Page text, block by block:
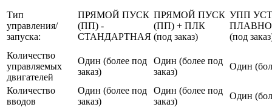
Тип
управления/
запуска:
ПРЯМОЙ ПУСК
(ПП) -
СТАНДАРТНАЯ
ПРЯМОЙ ПУСК
(ПП) + ПЛК
(под заказ)
УПП
(под
Количество
управляемых
двигателей
Один (более под
заказ)
Один (более под
заказ)
Один
Количество
вводов
Один (более под
заказ)
Один (более под
заказ)
Один